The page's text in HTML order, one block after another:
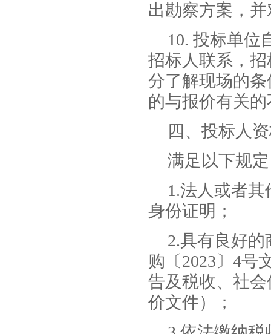
出勘察方案，
10. 投标单位
招标人联系，
分了解现场的
的与报价有关
四、投标人
满足以下规
1.法人或者
身份证明；
2.具有良好
购〔2023〕4号
告及税收、社
价文件）；